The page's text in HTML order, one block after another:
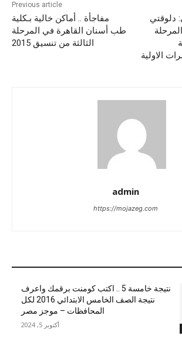
Previous article
مفاجأة .. أماكن خالية بـكلية
طب أسنان القاهرة في المرحلة
الثالثة من تنسيق 2015
دلوقتي
admin
https://mojazeg.com
نتيجة خامسة 5 .. اكتب كومنت برقمك واعرف
نتيجة الصف الخامس الابتدائي 2016 لكل
المحافظات – موجز مصر
أكتوبر 5, 2024